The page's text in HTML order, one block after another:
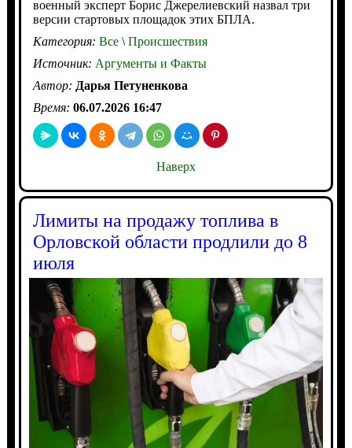
военный эксперт Борис Джерелиевский назвал три
версии стартовых площадок этих БПЛА.
Категория: Все\Происшествия
Источник: Аргументы и Факты
Автор: Дарья Петуненкова
Время: 06.07.2026 16:47
Наверх
Лимиты на продажу топлива в
Орловской области продлили до 8
июля